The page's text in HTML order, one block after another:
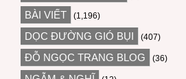
BÀI VIẾT (1,196)
DỌC ĐƯỜNG GIÓ BỤI (407)
ĐỖ NGỌC TRANG BLOG (36)